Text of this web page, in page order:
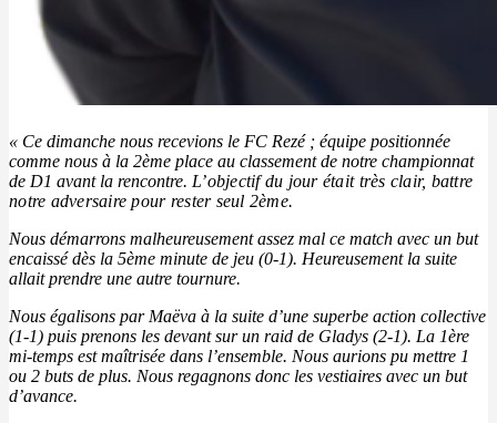
« Ce dimanche nous recevions le FC Rezé ; équipe positionnée
comme nous à la 2ème place au classement de notre championnat
de D1 avant la rencontre. L’objectif du jour était très clair, battre
notre adversaire pour rester seul 2ème.
Nous démarrons malheureusement assez mal ce match avec un but
encaissé dès la 5ème minute de jeu (0-1). Heureusement la suite
allait prendre une autre tournure.
Nous égalisons par Maëva à la suite d’une superbe action collective
(1-1) puis prenons les devant sur un raid de Gladys (2-1). La 1ère
mi-temps est maîtrisée dans l’ensemble. Nous aurions pu mettre 1
ou 2 buts de plus. Nous regagnons donc les vestiaires avec un but
d’avance.